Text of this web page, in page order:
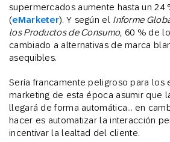
supermercados aumente hasta un 24
(eMarketer). Y según el Informe
los Productos de Consumo, 60 % de
cambiado a alternativas de marca
asequibles.
Sería francamente peligroso para los
marketing de esta época asumir que
llegará de forma automática… en
hacer es automatizar la interacción
incentivar la lealtad del cliente.